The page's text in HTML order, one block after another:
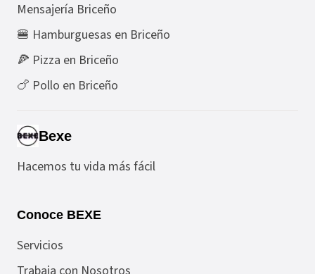
Mensajería Briceño
🍔 Hamburguesas en Briceño
🍕 Pizza en Briceño
🍗 Pollo en Briceño
Bexe
Hacemos tu vida más fácil
Conoce BEXE
Servicios